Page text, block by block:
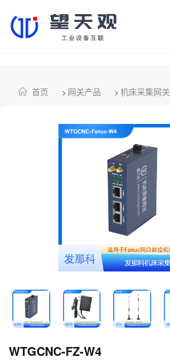
首页 > 网关产品 > 机床采集网关
WTGCNC-FZ-W4
1.望天观网关如何选型？
2.望天观网关支持哪些组网方
3.网关与软采方案如何选择？
服务？